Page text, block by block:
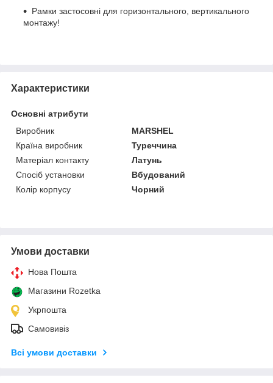
Рамки застосовні для горизонтального, вертикального
монтажу!
Характеристики
Основні атрибути
Виробник
MARSHEL
Країна виробник
Туреччина
Матеріал контакту
Латунь
Спосіб установки
Вбудований
Колір корпусу
Чорний
Умови доставки
Нова Пошта
Магазини Rozetka
Укрпошта
Самовивіз
Всі умови доставки